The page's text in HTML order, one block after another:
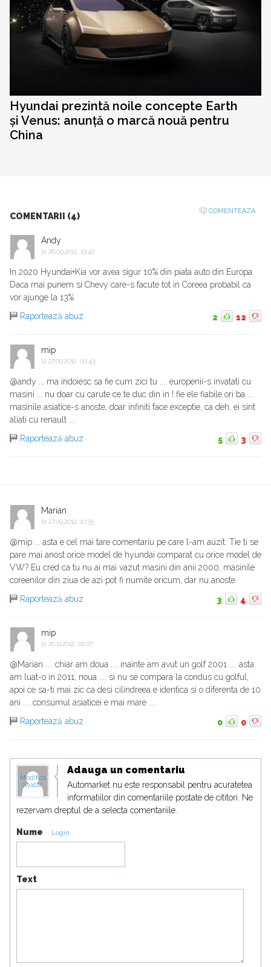
Hyundai prezintă noile concepte Earth
și Venus: anunță o marcă nouă pentru
China
COMENTARII (4)
COMENTEAZA
Andy
la 26.09.2012, 19:42
In 2020 Hyundai+Kia vor avea sigur 10% din piata auto din Europa.
Daca mai punem si Chevy care-s facute tot in Coreea probabil ca
vor ajunge la 13%
Raportează abuz
2 12
mip
la 27.09.2012, 00:43
@andy ... ma indoiesc sa fie cum zici tu .... europenii-s invatati cu
masini ... nu doar cu carute ce te duc din in ! fie ele fiabile ori ba ....
masinile asiatice-s anoste, doar infiniti face exceptie, ca deh, ei sint
aliati cu renault ....
Raportează abuz
5 3
Marian
la 27.09.2012, 10:35
@mip ... asta e cel mai tare comentariu pe care l-am auzit. Tie ti se
pare mai anost orice model de hyundai comparat cu orice model de
VW? Eu cred ca tu nu ai mai vazut masini din anii 2000, masinile
coreenilor din ziua de azi pot fi numite oricum, dar nu anoste.
Raportează abuz
3 4
mip
la 20.11.2012, 02:07
@Marian .... chiar am doua .... inainte am avut un golf 2001 .... asta
am luat-o in 2011, noua .... si nu se compara la condus cu golful,
apoi ce sa-ti mai zic ca desi cilindreea e identica si o diferenta de 10
ani .... consumul asiaticei e mai mare ....
Raportează abuz
0 0
Modifica
avatar
Adauga un comentariu
Automarket nu este responsabil pentru acuratetea
informatiilor din comentariile postate de cititori. Ne
rezervam dreptul de a selecta comentariile.
Nume Login
Text